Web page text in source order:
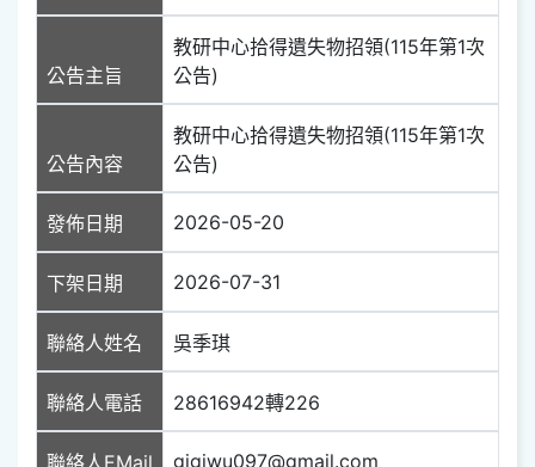
公告主旨
教研中心拾得遺失物招領(115年第1次
公告)
公告內容
教研中心拾得遺失物招領(115年第1次
公告)
發佈日期 2026-05-20
下架日期 2026-07-31
聯絡人姓名 吳季琪
聯絡人電話 28616942轉226
聯絡人EMail gigiwu097@gmail.com